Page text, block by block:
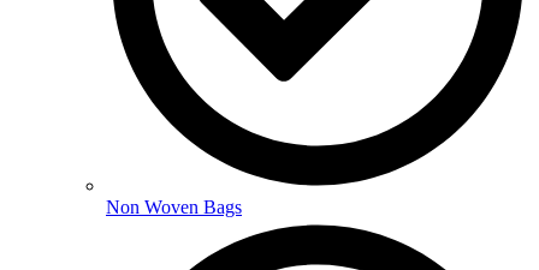
Non Woven Bags